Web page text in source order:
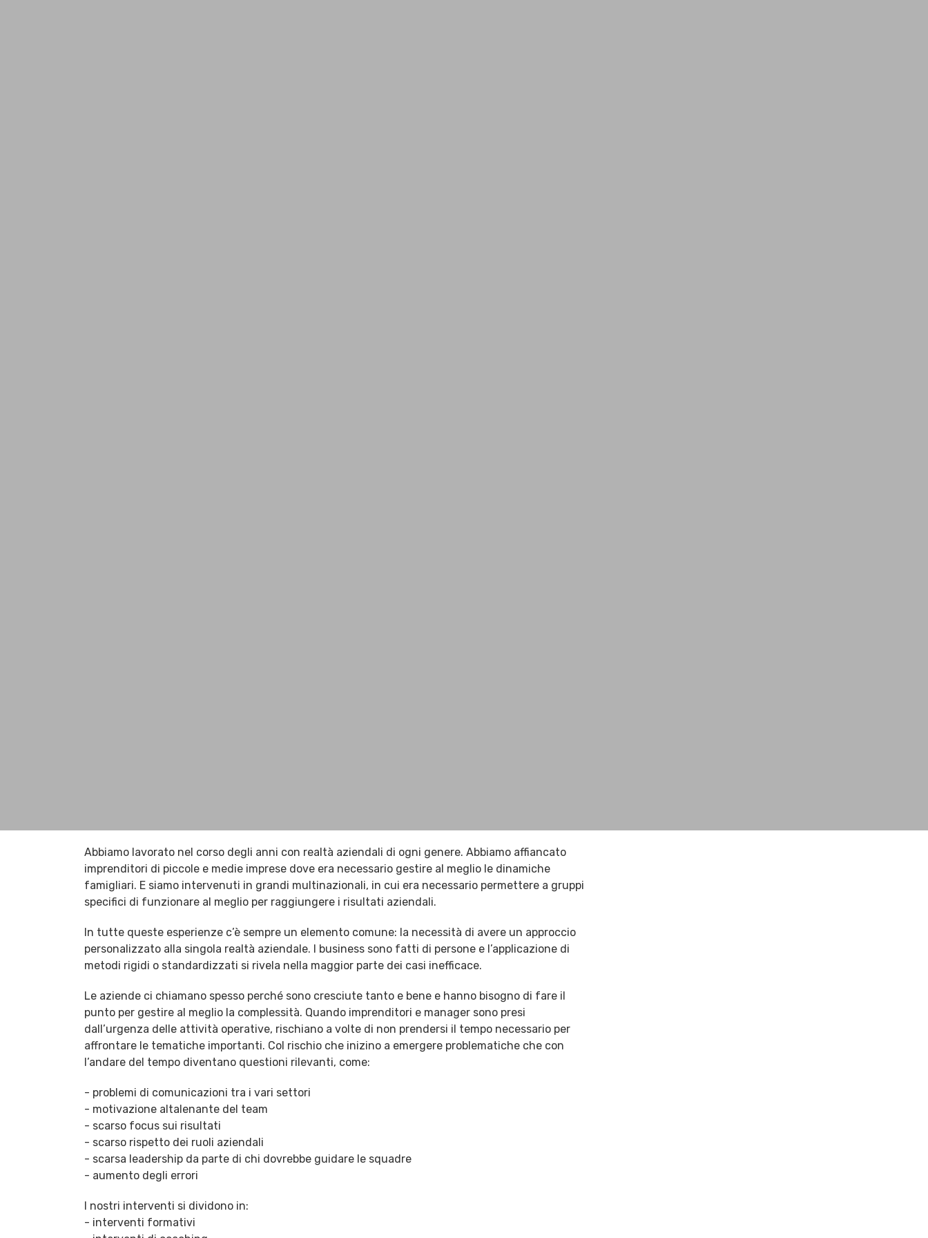
Abbiamo lavorato nel corso degli anni con realtà aziendali di ogni genere. Abbiamo affiancato
imprenditori di piccole e medie imprese dove era necessario gestire al meglio le dinamiche
famigliari. E siamo intervenuti in grandi multinazionali, in cui era necessario permettere a gruppi
specifici di funzionare al meglio per raggiungere i risultati aziendali.
In tutte queste esperienze c’è sempre un elemento comune: la necessità di avere un approccio
personalizzato alla singola realtà aziendale. I business sono fatti di persone e l’applicazione di
metodi rigidi o standardizzati si rivela nella maggior parte dei casi inefficace.
Le aziende ci chiamano spesso perché sono cresciute tanto e bene e hanno bisogno di fare il
punto per gestire al meglio la complessità. Quando imprenditori e manager sono presi
dall’urgenza delle attività operative, rischiano a volte di non prendersi il tempo necessario per
affrontare le tematiche importanti. Col rischio che inizino a emergere problematiche che con
l’andare del tempo diventano questioni rilevanti, come:
- problemi di comunicazioni tra i vari settori
- motivazione altalenante del team
- scarso focus sui risultati
- scarso rispetto dei ruoli aziendali
- scarsa leadership da parte di chi dovrebbe guidare le squadre
- aumento degli errori
I nostri interventi si dividono in:
- interventi formativi